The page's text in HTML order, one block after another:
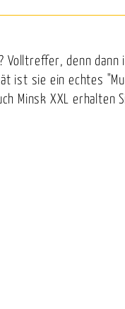
Volltreffer, denn dann
ist sie ein echtes
Minsk XXL erhalten